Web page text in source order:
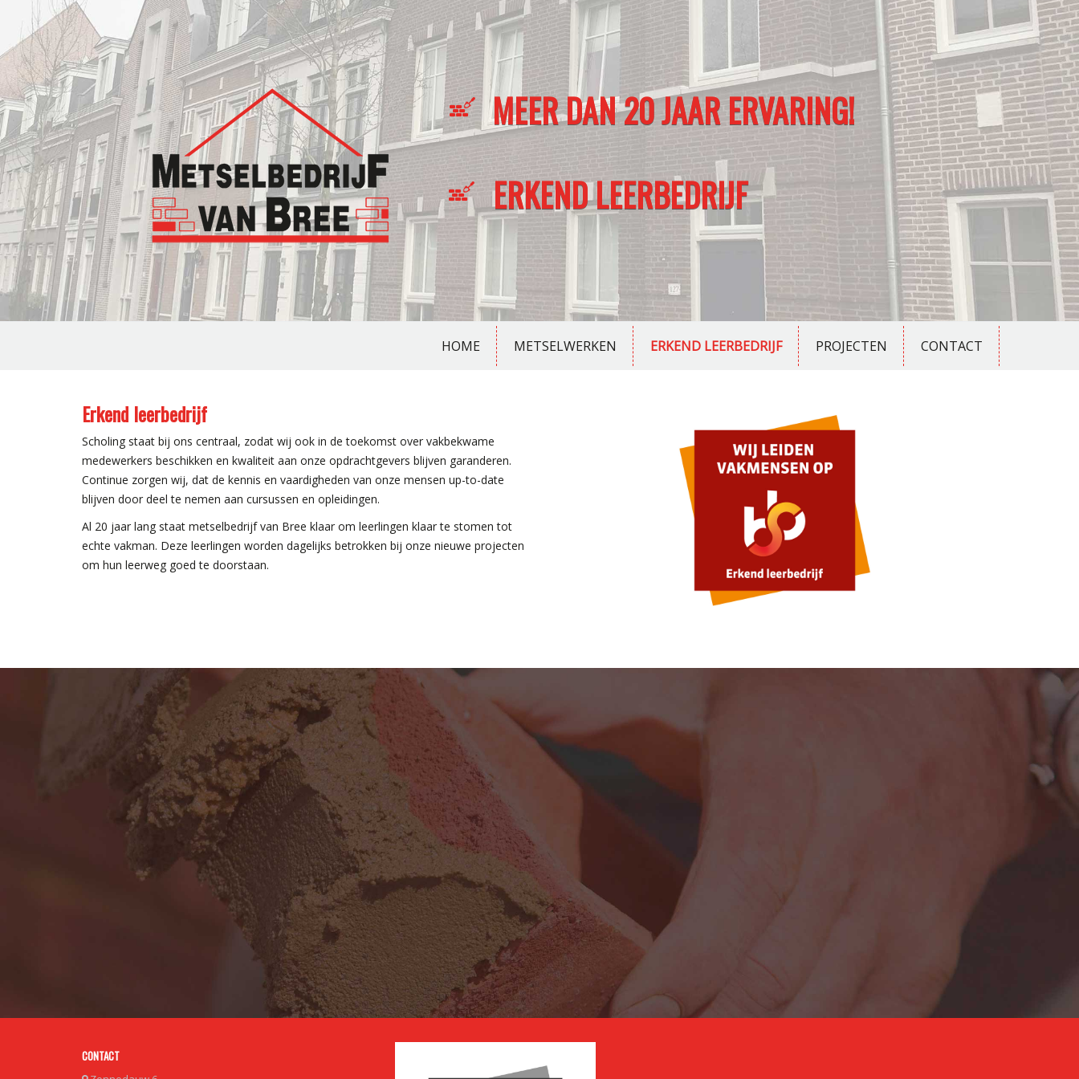
Overslaan en naar de inhoud gaan
ERKEND LEERBEDRIJF
MEER DAN 20 JAAR ERVARING!
HOME METSELWERKEN ERKEND LEERBEDRIJF PROJECTEN CONTACT
Erkend leerbedrijf
Scholing staat bij ons centraal, zodat wij ook in de toekomst over vakbekwame
medewerkers beschikken en kwaliteit aan onze opdrachtgevers blijven garanderen.
Continue zorgen wij, dat de kennis en vaardigheden van onze mensen up-to-date
blijven door deel te nemen aan cursussen en opleidingen.
Al 20 jaar lang staat metselbedrijf van Bree klaar om leerlingen klaar te stomen tot
echte vakman. Deze leerlingen worden dagelijks betrokken bij onze nieuwe projecten
om hun leerweg goed te doorstaan.
CONTACT